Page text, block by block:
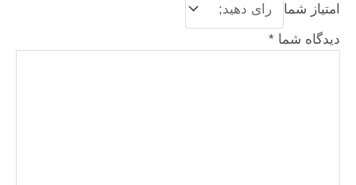
امتیاز شما
دیدگاه شما *